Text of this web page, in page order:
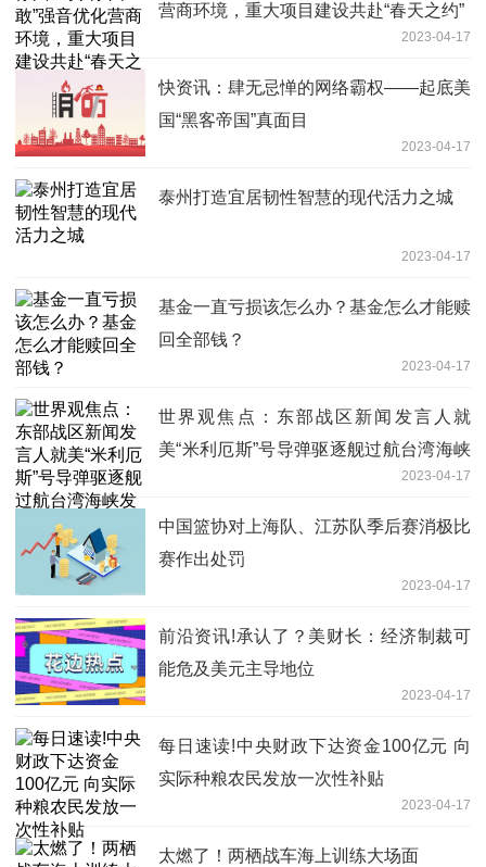
营商环境，重大项目建设共赴“春天之约”
2023-04-17
快资讯：肆无忌惮的网络霸权——起底美
国“黑客帝国”真面目
2023-04-17
泰州打造宜居韧性智慧的现代活力之城
2023-04-17
基金一直亏损该怎么办？基金怎么才能赎
回全部钱？
2023-04-17
世界观焦点：东部战区新闻发言人就
美“米利厄斯”号导弹驱逐舰过航台湾海峡
2023-04-17
中国篮协对上海队、江苏队季后赛消极比
赛作出处罚
2023-04-17
前沿资讯!承认了？美财长：经济制裁可
能危及美元主导地位
2023-04-17
每日速读!中央财政下达资金100亿元 向
实际种粮农民发放一次性补贴
2023-04-17
太燃了！两栖战车海上训练大场面